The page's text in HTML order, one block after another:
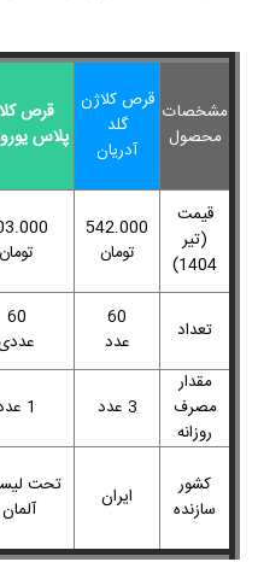
مشخصات
محصول
قرص کلاژن
گلد
آدریان
قرص
پلاس
قیمت
(تیر
1404)
542.000
تومان
تومان
تعداد
60
عدد
60
مقدار
مصرف
روزانه
3 عدد 1 عدد
کشور
سازنده
ایران
تحت
آلمان